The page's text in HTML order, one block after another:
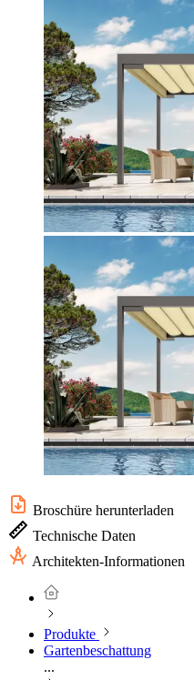
Broschüre herunterladen
Technische Daten
Architekten-Informationen
Produkte
Gartenbeschattung
...